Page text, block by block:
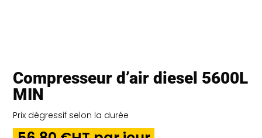
Compresseur d’air diesel 5600L
MIN
Prix dégressif selon la durée